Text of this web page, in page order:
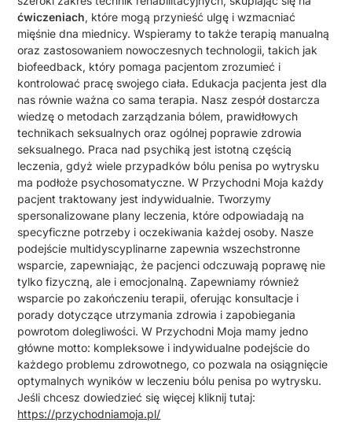
ćwiczeniach, które mogą przynieść ulgę i wzmacniać
mięśnie dna miednicy. Wspieramy to także terapią manualną
oraz zastosowaniem nowoczesnych technologii, takich jak
biofeedback, który pomaga pacjentom zrozumieć i
kontrolować pracę swojego ciała. Edukacja pacjenta jest dla
nas równie ważna co sama terapia. Nasz zespół dostarcza
wiedzę o metodach zarządzania bólem, prawidłowych
technikach seksualnych oraz ogólnej poprawie zdrowia
seksualnego. Praca nad psychiką jest istotną częścią
leczenia, gdyż wiele przypadków bólu penisa po wytrysku
ma podłoże psychosomatyczne. W Przychodni Moja każdy
pacjent traktowany jest indywidualnie. Tworzymy
spersonalizowane plany leczenia, które odpowiadają na
specyficzne potrzeby i oczekiwania każdej osoby. Nasze
podejście multidyscyplinarne zapewnia wszechstronne
wsparcie, zapewniając, że pacjenci odczuwają poprawę nie
tylko fizyczną, ale i emocjonalną. Zapewniamy również
wsparcie po zakończeniu terapii, oferując konsultacje i
porady dotyczące utrzymania zdrowia i zapobiegania
powrotom dolegliwości. W Przychodni Moja mamy jedno
główne motto: kompleksowe i indywidualne podejście do
każdego problemu zdrowotnego, co pozwala na osiągnięcie
optymalnych wyników w leczeniu bólu penisa po wytrysku.
Jeśli chcesz dowiedzieć się więcej kliknij tutaj:
https://przychodniamoja.pl/